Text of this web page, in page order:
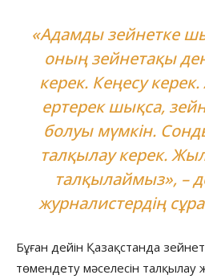
«Адамды зейнетке
оның зейнетақы
керек. Кеңесу
ертерек шықса,
болуы мүмкін.
талқылау керек.
талқылаймыз», –
журналистердің
Бұған дейін Қазақстанда
төмендету мәселесін